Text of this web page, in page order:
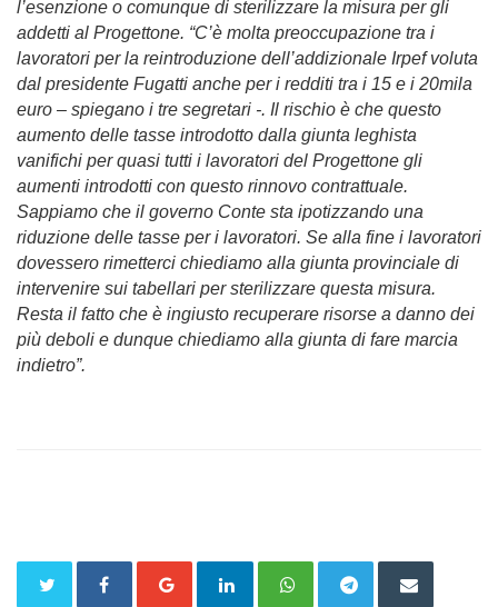
l’esenzione o comunque di sterilizzare la misura per gli
addetti al Progettone. “C’è molta preoccupazione tra i
lavoratori per la reintroduzione dell’addizionale Irpef voluta
dal presidente Fugatti anche per i redditi tra i 15 e i 20mila
euro – spiegano i tre segretari -. Il rischio è che questo
aumento delle tasse introdotto dalla giunta leghista
vanifichi per quasi tutti i lavoratori del Progettone gli
aumenti introdotti con questo rinnovo contrattuale.
Sappiamo che il governo Conte sta ipotizzando una
riduzione delle tasse per i lavoratori. Se alla fine i lavoratori
dovessero rimetterci chiediamo alla giunta provinciale di
intervenire sui tabellari per sterilizzare questa misura.
Resta il fatto che è ingiusto recuperare risorse a danno dei
più deboli e dunque chiediamo alla giunta di fare marcia
indietro”.